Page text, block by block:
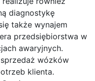
diagnostykę
także wynajem
przedsiębiorstwa w
awaryjnych.
sprzedaż wózków
klienta.